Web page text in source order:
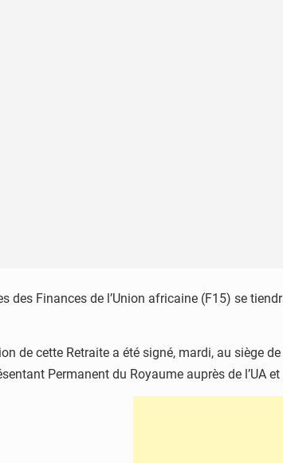
des Finances de l’Union africaine (F15) se
de cette Retraite a été signé, mardi, au siège
Permanent du Royaume auprès de l’UA